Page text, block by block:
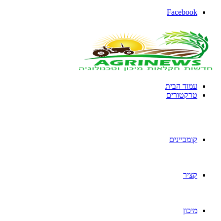
Facebook
עמוד הבית
טרקטורים
קומביינים
קציר
מיכון